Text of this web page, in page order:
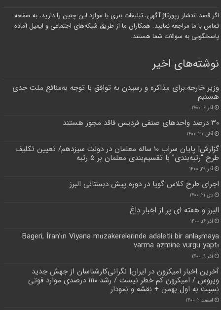
اگر قصد انتشار رپورتاژ آگهی، تبلیغات بنری یا موارد این چنین را دارید، به صفحه
تماس با ما مراجعه نمایید. همکاران ما از طریق شبکه‌های اجتماعی و ایمیل آماده
پاسخگویی به سوالات شما هستند.
نوشته‌های اخیر
وزیر خارجه:برای مذاکره و رسیدن به توافق با توجه به‌منافع ملت جدی
هستیم
آذر ۶, ۱۴۰۰
۳۰ درصد واحدهای صنفی فردیس فاقد مجوز هستند
آبان ۳۰, ۱۴۰۰
گزارش| پایان سراب ۱۰ ساله معلمان در دولت سیزدهم/ تعیین تکلیف
طرح “رتبه‌بندی” با تقسیم‌بندی معلمان بر ۵ رتبه
آذر ۲۹, ۱۴۰۰
اجرای طرح کلاس گویا در دوره پیش دبستانی البرز
دی ۲۱, ۱۴۰۰
البرز و هفته ای پر از اخبار داغ
آذر ۱۶, ۱۴۰۰
Bageri, İran’ın Viyana müzakerelerinde adaletli bir anlaşmaya
varma azmine vurgu yaptı
آذر ۹, ۱۴۰۰
آخرین اخبار امیکرون در ایران| نگرانی‌کارشناسان از جهش‌ جدید
ویروس / امیکرون کم خطر نیست / رشد ۱۱۱۰ درصدی موارد فوتی
نسبت به اول بهمن + نقشه و نمودار
اسفند ۲, ۱۴۰۰